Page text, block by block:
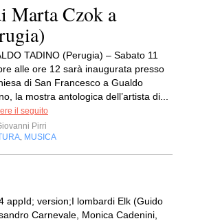
Marta Czok a
TADINO (Perugia) – Sabato 11
alle ore 12 sarà inaugurata presso
di San Francesco a Gualdo
la mostra antologica dell’artista di...
il seguito
Pirri
MUSICA
appId; version;I lombardi Elk (Guido
Carnevale, Monica Cadenini,